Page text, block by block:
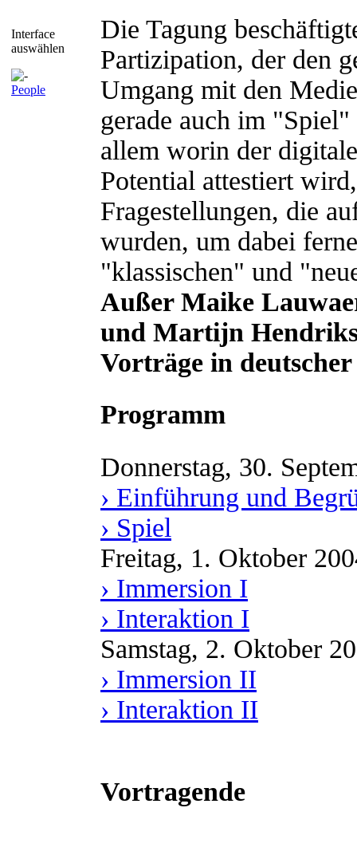
Interface
auswählen
People
Die Tagung
Partizipation, der den
Umgang mit den
gerade auch im
allem worin der
Potential attestiert
Fragestellungen, die
wurden, um dabei
"klassischen" und
Außer Maike
und Martijn
Vorträge in
Programm
Donnerstag, 30.
› Einführung und
› Spiel
Freitag, 1. Oktober
› Immersion I
› Interaktion I
Samstag, 2. Oktober
› Immersion II
› Interaktion II
Vortragende